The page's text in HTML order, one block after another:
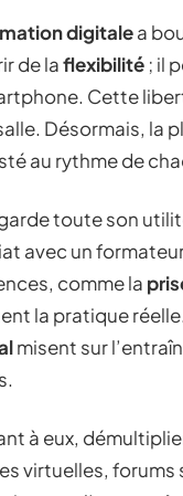
digitalea
de laflexibilité ; il
Cette
Désormais, la
au rythme de
toute son
avec un
comme la
la pratique
misent sur
à eux,
virtuelles,